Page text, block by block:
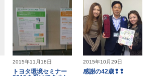
2015年11月18日
トヨタ環境セミナー
2015年10月29日
感謝の42歳❢❢